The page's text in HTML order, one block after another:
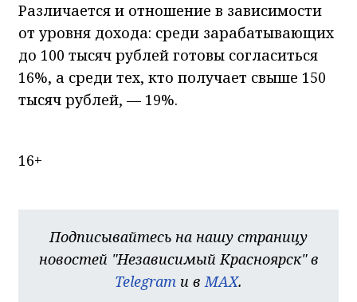
Различается и отношение в зависимости
от уровня дохода: среди зарабатывающих
до 100 тысяч рублей готовы согласиться
16%, а среди тех, кто получает свыше 150
тысяч рублей, — 19%.
16+
Подписывайтесь на нашу страницу
новостей "Независимый Красноярск" в
Telegram и вMAX.